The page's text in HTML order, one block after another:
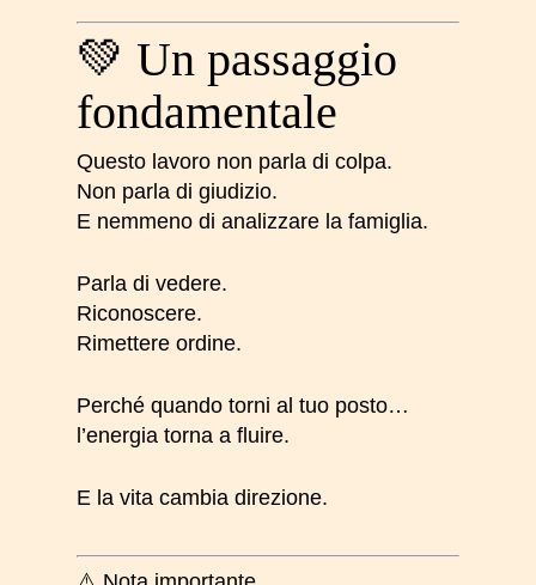
💚 Un passaggio
fondamentale
Questo lavoro non parla di colpa.
Non parla di giudizio.
E nemmeno di analizzare la famiglia.
Parla di vedere.
Riconoscere.
Rimettere ordine.
Perché quando torni al tuo posto…
l’energia torna a fluire.
E la vita cambia direzione.